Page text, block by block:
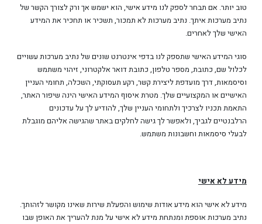
טוב יותר. אם תבחר לספק לנו מידע אישי, הוא ישמש אך ורק לצורך הקשר של
נתיב מערכות איתך. נתיב מערכות לא תמכור, תשכיר או תחכיר את המידע
האישי שלך לאחרים.
סוגי המידע האישי שתספק לנו בדפי אינטרנט שונים של נתיב מערכות עשויים
לכלול שם, כתובת, מספר טלפון, כתובת דואר אלקטרוני, זיהוי משתמש
וסיסמאות, דרך מועדפת ליצירת קשר, רקע תעסוקתי, השכלה, תחומי העניין
האישיים או המקצועיים שלך. מטרת איסוף המידע האישי הינה שיפור האתר,
התאמת תכניו לצרכיך ולתחומי העניין שלך, להודיע לך על עדכונים
הרלבנטיים לגביך, ולאפשר לך גישה לחלקים באתר שהגישה אליהם מוגבלת
לבעלי סיסמאות וחשבונות משתמש.
מידע לא אישי
מידע לא אישי הוא מידע אודות שימוש והפעלת שירות שאינו מקושר לזהותך.
נתיב מערכות אוספת ומנתחת מידע לא אישי על מנת להעריך את האופן שבו